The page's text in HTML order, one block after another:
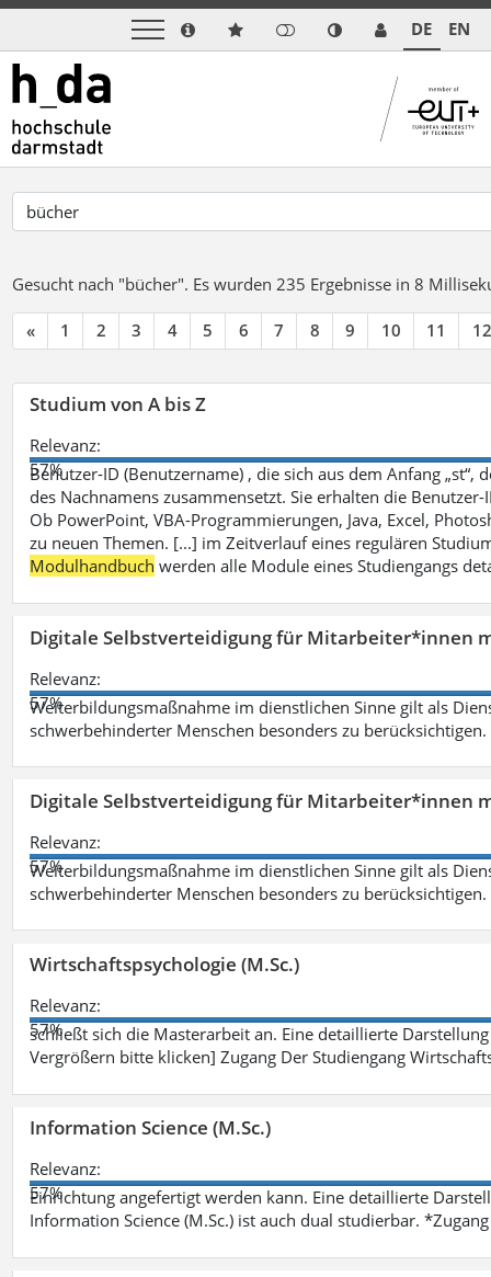
DE EN
Gesucht nach "bücher". Es wurden 235 Ergebnisse in 8
« 1 2 3 4 5 6 7 8 9 10 11 12
Studium von A bis Z
Relevanz:
57%
Benutzer-ID (Benutzername) , die sich aus dem Anfang „st“,
des Nachnamens zusammensetzt. Sie erhalten die
Ob PowerPoint, VBA-Programmierungen, Java, Excel,
zu neuen Themen. [...] im Zeitverlauf eines regulären
Modulhandbuch werden alle Module eines Studiengangs
Digitale Selbstverteidigung für Mitarbeiter*innen
Relevanz:
57%
Weiterbildungsmaßnahme im dienstlichen Sinne gilt als
schwerbehinderter Menschen besonders zu berücksichtigen.
Digitale Selbstverteidigung für Mitarbeiter*innen
Relevanz:
57%
Weiterbildungsmaßnahme im dienstlichen Sinne gilt als
schwerbehinderter Menschen besonders zu berücksichtigen.
Wirtschaftspsychologie (M.Sc.)
Relevanz:
57%
schließt sich die Masterarbeit an. Eine detaillierte
Vergrößern bitte klicken] Zugang Der Studiengang
Information Science (M.Sc.)
Relevanz:
57%
Einrichtung angefertigt werden kann. Eine detaillierte
Information Science (M.Sc.) ist auch dual studierbar.